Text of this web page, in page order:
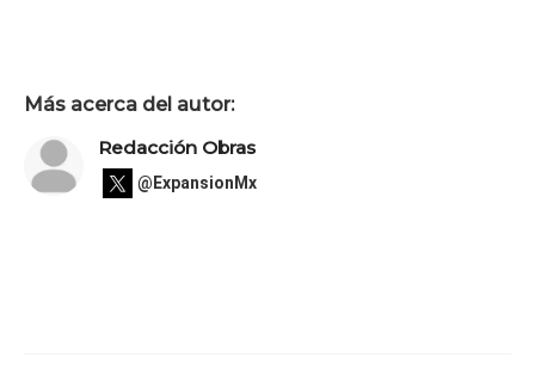
Más acerca del autor:
Redacción Obras
@ExpansionMx